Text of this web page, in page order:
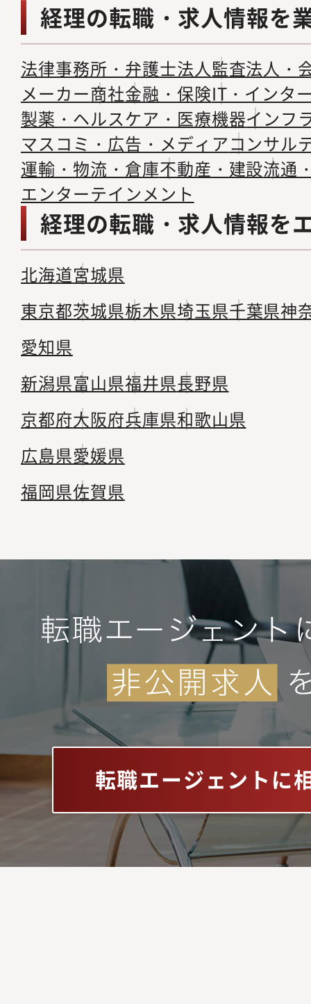
経理の転職・求人情報を
法律事務所・弁護士法人監査法人・
メーカー商社金融・保険IT・インタ
製薬・ヘルスケア・医療機器インフ
マスコミ・広告・メディアコンサル
運輸・物流・倉庫不動産・建設流通
エンターテインメント
経理の転職・求人情報を
北海道宮城県
東京都茨城県栃木県埼玉県千葉県神
愛知県
新潟県富山県福井県長野県
京都府大阪府兵庫県和歌山県
広島県愛媛県
福岡県佐賀県
転職エージェントに